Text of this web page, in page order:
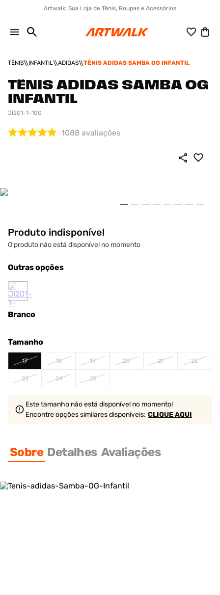
Artwalk: Sua Loja de Tênis, Roupas e Acessórios
TÊNIS INFANTIL ADIDAS TÊNIS ADIDAS SAMBA OG INFANTIL
TÊNIS ADIDAS SAMBA OG
INFANTIL
JI201-1-100
1088 avaliações
Produto indisponível
O produto não está disponível no momento
Outras opções
Branco
Tamanho
17 18 19 20 21 22
23 24 25
Este tamanho não está disponível no momento!
Encontre opções similaresdisponíveis: CLIQUE AQUI
Sobre Detalhes Avaliações